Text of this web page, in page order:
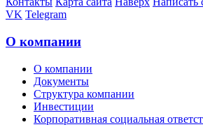
VK Telegram
О компании
О компании
Документы
Структура компании
Инвестиции
Корпоративная социальная